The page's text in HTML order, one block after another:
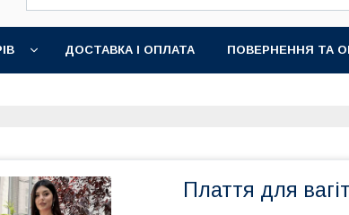
ДОСТАВКА І ОПЛАТА ПОВЕРНЕННЯ ТА
Плаття для